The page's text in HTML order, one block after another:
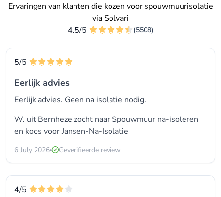
Ervaringen van klanten die kozen voor spouwmuurisolatie
via Solvari
4.5/5 (5508)
5/5
Eerlijk advies
Eerlijk advies. Geen na isolatie nodig.
W. uit Bernheze zocht naar Spouwmuur na-isoleren
en koos voorJansen-Na-Isolatie
6 July 2026 Geverifieerde review
4/5